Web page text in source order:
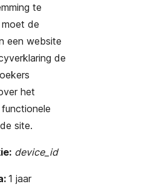
te
moet de
een website
de
het
site.
device_id
1 jaar